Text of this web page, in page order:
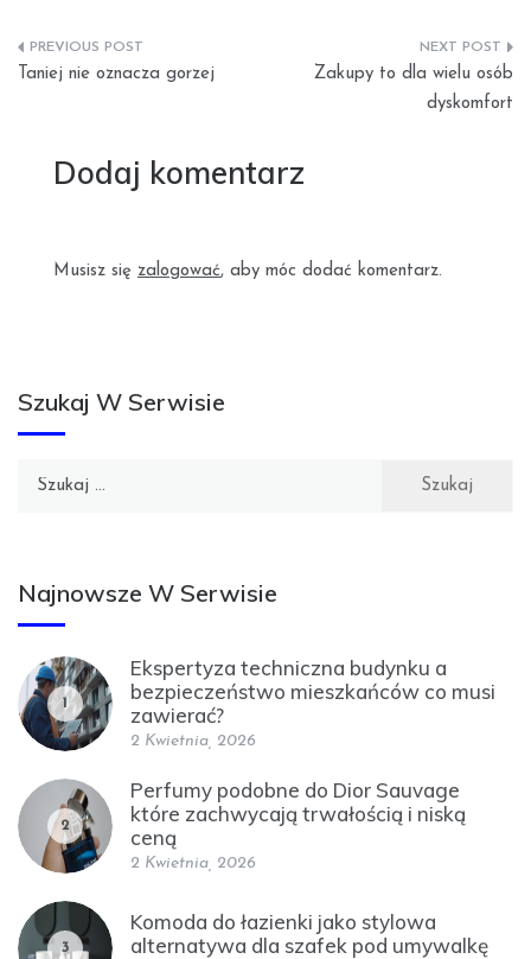
Nawigacja
Taniej nie oznacza gorzej
Zakupy to dla wielu osób
dyskomfort
Dodaj komentarz
Musisz się zalogować, aby móc dodać komentarz.
Szukaj W Serwisie
Najnowsze W Serwisie
1
Ekspertyza techniczna budynku a
bezpieczeństwo mieszkańców co musi
zawierać?
2 Kwietnia, 2026
2
Perfumy podobne do Dior Sauvage
które zachwycają trwałością i niską
ceną
2 Kwietnia, 2026
3
Komoda do łazienki jako stylowa
alternatywa dla szafek pod umywalkę